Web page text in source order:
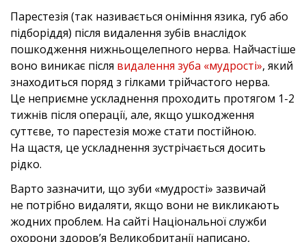
Парестезія (так називається оніміння язика, губ або
підборіддя) після видалення зубів внаслідок
пошкодження нижньощелепного нерва. Найчастіше
воно виникає після видалення зуба «мудрості», який
знаходиться поряд з гілками трійчастого нерва.
Це неприємне ускладнення проходить протягом 1-2
тижнів після операції, але, якщо ушкодження
суттєве, то парестезія може стати постійною.
На щастя, це ускладнення зустрічається досить
рідко.
Варто зазначити, що зуби «мудрості» зазвичай
не потрібно видаляти, якщо вони не викликають
жодних проблем. На сайті Національної служби
охорони здоров’я Великобританії написано,